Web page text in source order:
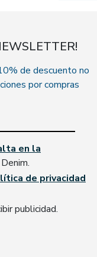
de descuento no
por compras
en la
de privacidad
publicidad.